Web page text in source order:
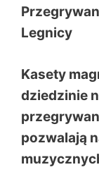
Legnicy
Kasety
dziedzinie
pozwalają